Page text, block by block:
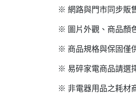
※ 網路與門市同步販
※ 圖片外觀、商品顏
※ 商品規格與保固僅
※ 易碎家電商品請選
※ 非電器用品之耗材